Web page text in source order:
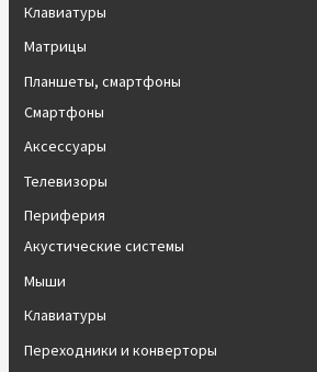
Клавиатуры
Матрицы
Планшеты, смартфоны
Смартфоны
Аксессуары
Телевизоры
Периферия
Акустические системы
Мыши
Клавиатуры
Переходники и конверторы